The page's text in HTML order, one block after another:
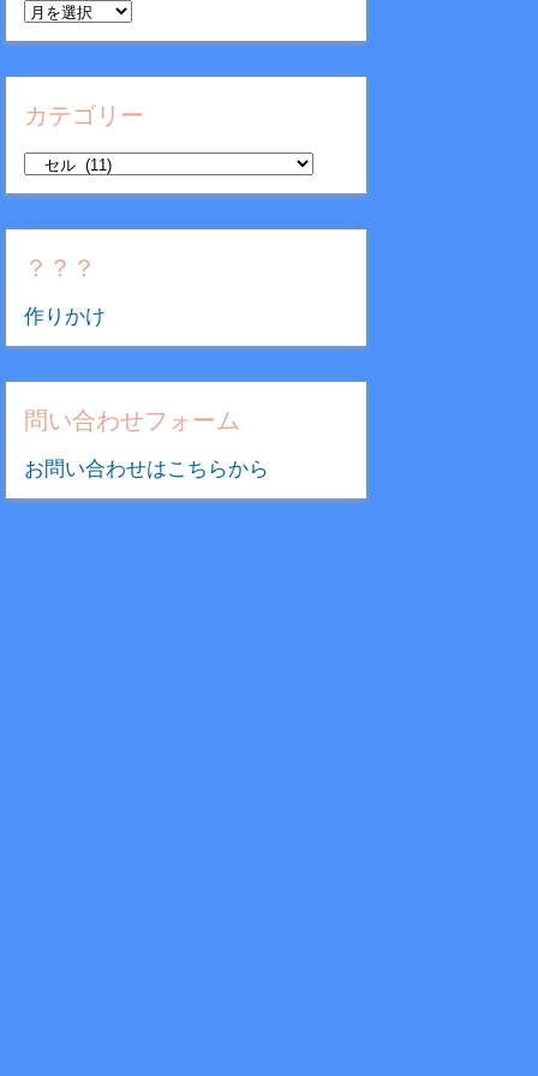
ア
ー
カ
イ
カテゴリー
テ
ゴ
リ
？？？
作りかけ
問い合わせフォーム
お問い合わせはこちらから